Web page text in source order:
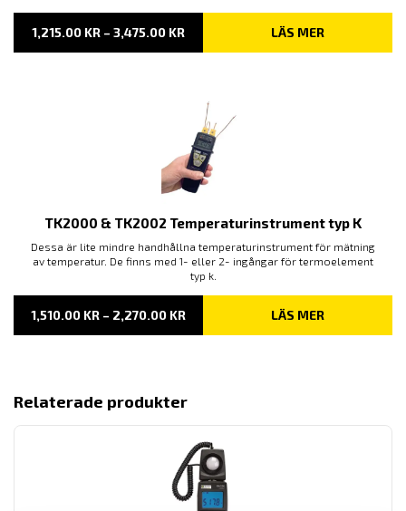
1,215.00 KR – 3,475.00 KRPRISINTERVALL:
TILL
LÄS MER
TK2000 & TK2002 Temperaturinstrument typ K
Dessa är lite mindre handhållna temperaturinstrument för mätning
av temperatur. De finns med 1- eller 2- ingångar för termoelement
typ k.
1,510.00 KR – 2,270.00 KRPRISINTERVALL:
TILL
LÄS MER
Relaterade produkter